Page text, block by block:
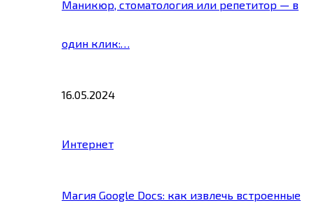
Маникюр, стоматология или репетитор — в
один клик:…
16.05.2024
Интернет
Магия Google Docs: как извлечь встроенные